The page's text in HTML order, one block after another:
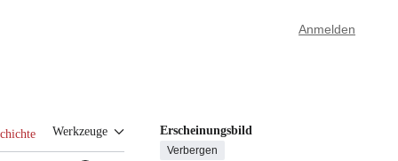
Anmelden
Werkzeuge Erscheinungsbild
Verbergen